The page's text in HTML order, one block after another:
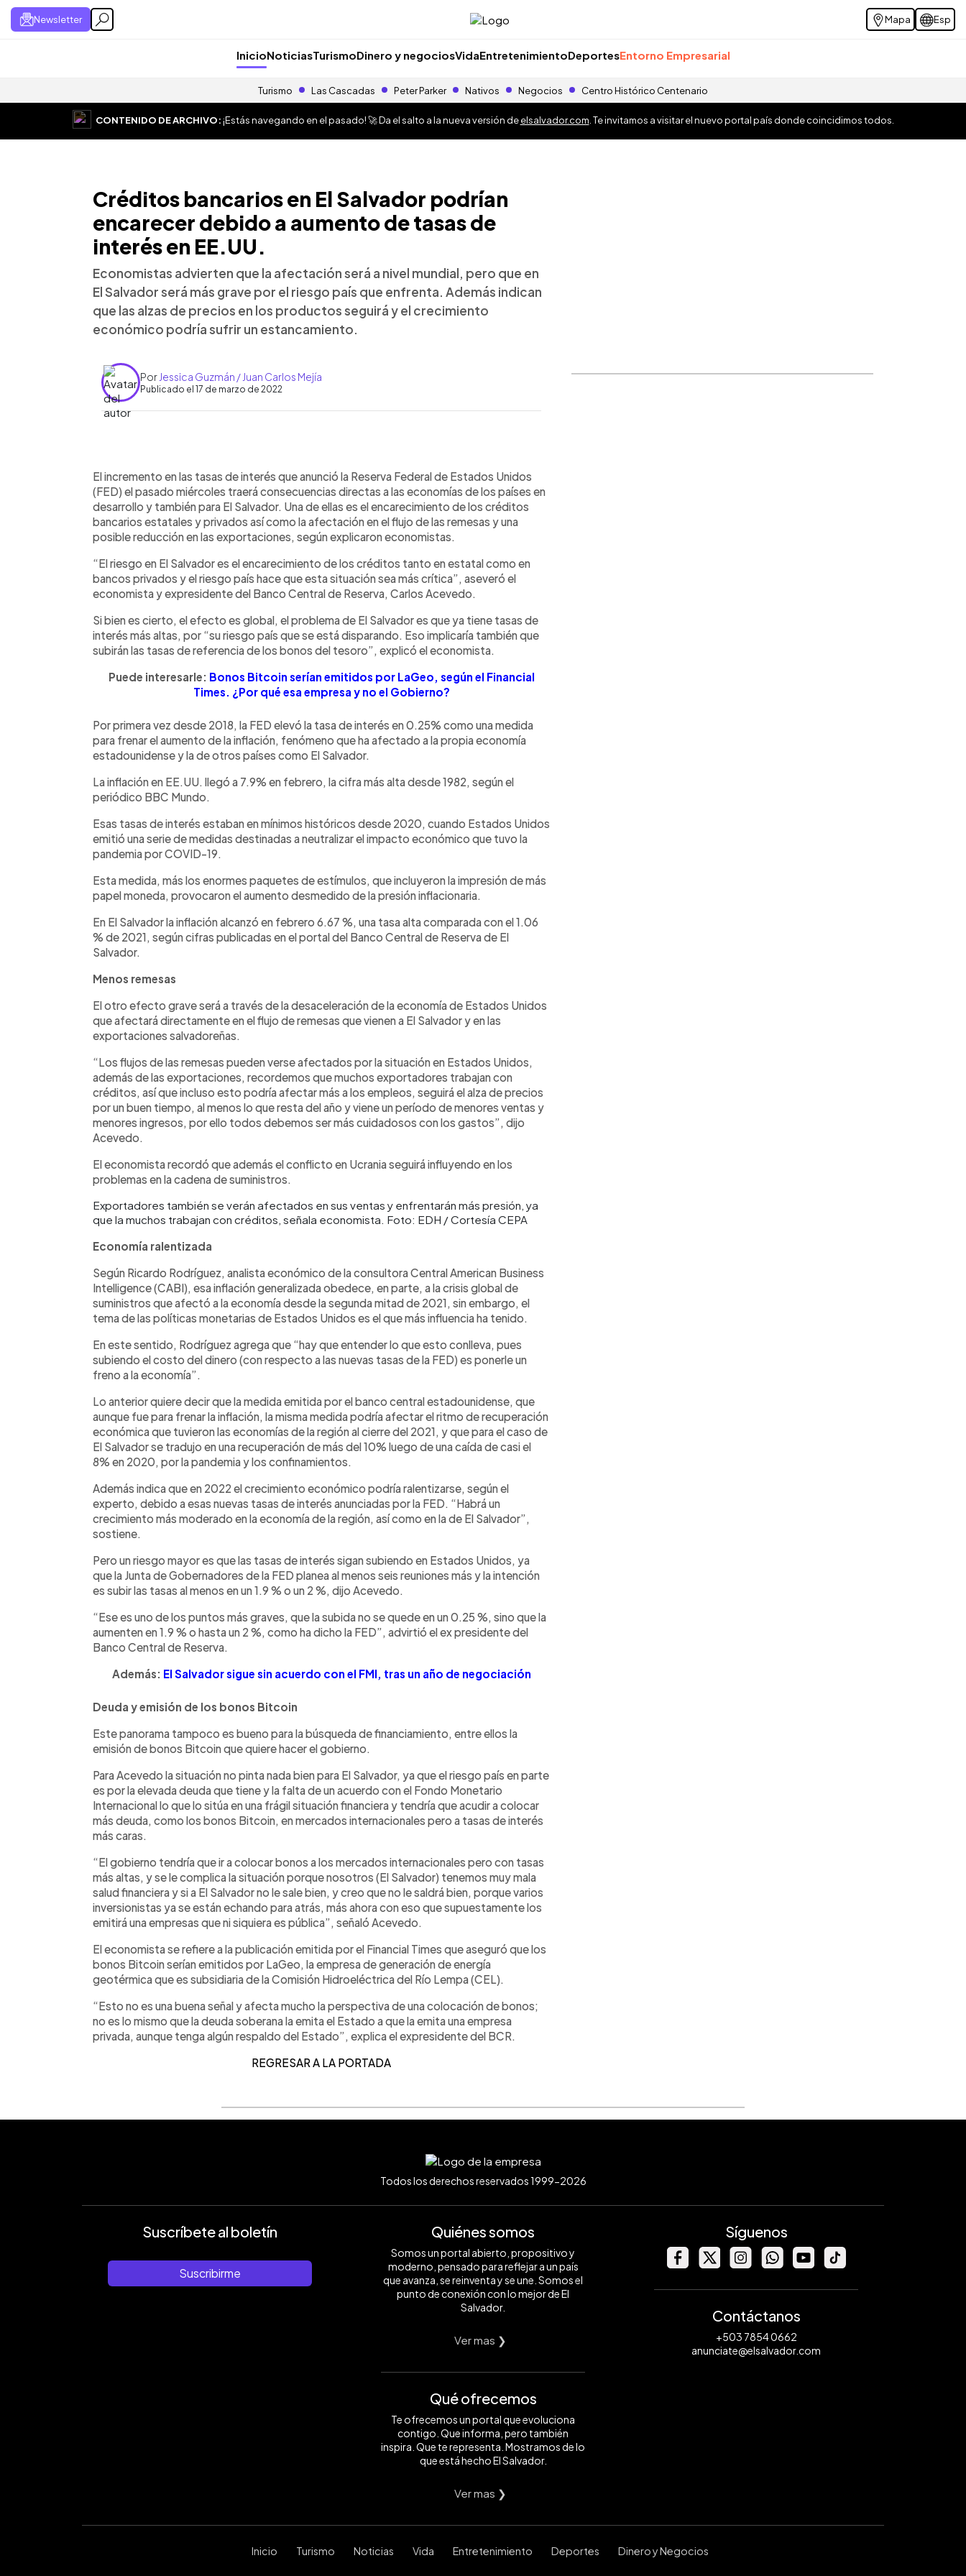
Newsletter Mapa Esp
InicioNoticiasTurismoDinero y negociosVidaEntretenimientoDeportesEntorno Empresarial
Turismo Las Cascadas Peter Parker Nativos Negocios Centro Histórico Centenario
CONTENIDO DE ARCHIVO:¡Estás navegando en el pasado! 🚀 Da el salto a la nueva versión deelsalvador.com . Te invitamos a visitar el nuevo portal país donde coincidimos todos.
Créditos bancarios en El Salvador podrían
encarecer debido a aumento de tasas de
interés en EE.UU.
Economistas advierten que la afectación será a nivel mundial, pero que en
El Salvador será más grave por el riesgo país que enfrenta. Además indican
que las alzas de precios en los productos seguirá y el crecimiento
económico podría sufrir un estancamiento.
Por Jessica Guzmán / Juan Carlos Mejía
Publicado el 17 de marzo de 2022
Escuchar artículo
El incremento en las tasas de interés que anunció la Reserva Federal de Estados Unidos
(FED) el pasado miércoles traerá consecuencias directas a las economías de los países en
desarrollo y también para El Salvador. Una de ellas es el encarecimiento de los créditos
bancarios estatales y privados así como la afectación en el flujo de las remesas y una
posible reducción en las exportaciones, según explicaron economistas.
“El riesgo en El Salvador es el encarecimiento de los créditos tanto en estatal como en
bancos privados y el riesgo país hace que esta situación sea más crítica”, aseveró el
economista y expresidente del Banco Central de Reserva, Carlos Acevedo.
Si bien es cierto, el efecto es global, el problema de El Salvador es que ya tiene tasas de
interés más altas, por “su riesgo país que se está disparando. Eso implicaría también que
subirán las tasas de referencia de los bonos del tesoro”, explicó el economista.
Puede interesarle: Bonos Bitcoin serían emitidos por LaGeo, según el Financial
Times. ¿Por qué esa empresa y no el Gobierno?
Por primera vez desde 2018, la FED elevó la tasa de interés en 0.25% como una medida
para frenar el aumento de la inflación, fenómeno que ha afectado a la propia economía
estadounidense y la de otros países como El Salvador.
La inflación en EE.UU. llegó a 7.9% en febrero, la cifra más alta desde 1982, según el
periódico BBC Mundo.
Esas tasas de interés estaban en mínimos históricos desde 2020, cuando Estados Unidos
emitió una serie de medidas destinadas a neutralizar el impacto económico que tuvo la
pandemia por COVID-19.
Esta medida, más los enormes paquetes de estímulos, que incluyeron la impresión de más
papel moneda, provocaron el aumento desmedido de la presión inflacionaria.
En El Salvador la inflación alcanzó en febrero 6.67 %, una tasa alta comparada con el 1.06
% de 2021, según cifras publicadas en el portal del Banco Central de Reserva de El
Salvador.
Menos remesas
El otro efecto grave será a través de la desaceleración de la economía de Estados Unidos
que afectará directamente en el flujo de remesas que vienen a El Salvador y en las
exportaciones salvadoreñas.
“Los flujos de las remesas pueden verse afectados por la situación en Estados Unidos,
además de las exportaciones, recordemos que muchos exportadores trabajan con
créditos, así que incluso esto podría afectar más a los empleos, seguirá el alza de precios
por un buen tiempo, al menos lo que resta del año y viene un período de menores ventas y
menores ingresos, por ello todos debemos ser más cuidadosos con los gastos”, dijo
Acevedo.
El economista recordó que además el conflicto en Ucrania seguirá influyendo en los
problemas en la cadena de suministros.
Exportadores también se verán afectados en sus ventas y enfrentarán más presión, ya
que la muchos trabajan con créditos, señala economista. Foto: EDH / Cortesía CEPA
Economía ralentizada
Según Ricardo Rodríguez, analista económico de la consultora Central American Business
Intelligence (CABI), esa inflación generalizada obedece, en parte, a la crisis global de
suministros que afectó a la economía desde la segunda mitad de 2021, sin embargo, el
tema de las políticas monetarias de Estados Unidos es el que más influencia ha tenido.
En este sentido, Rodríguez agrega que “hay que entender lo que esto conlleva, pues
subiendo el costo del dinero (con respecto a las nuevas tasas de la FED) es ponerle un
freno a la economía”.
Lo anterior quiere decir que la medida emitida por el banco central estadounidense, que
aunque fue para frenar la inflación, la misma medida podría afectar el ritmo de recuperación
económica que tuvieron las economías de la región al cierre del 2021, y que para el caso de
El Salvador se tradujo en una recuperación de más del 10% luego de una caída de casi el
8% en 2020, por la pandemia y los confinamientos.
Además indica que en 2022 el crecimiento económico podría ralentizarse, según el
experto, debido a esas nuevas tasas de interés anunciadas por la FED. “Habrá un
crecimiento más moderado en la economía de la región, así como en la de El Salvador”,
sostiene.
Pero un riesgo mayor es que las tasas de interés sigan subiendo en Estados Unidos, ya
que la Junta de Gobernadores de la FED planea al menos seis reuniones más y la intención
es subir las tasas al menos en un 1.9 % o un 2 %, dijo Acevedo.
“Ese es uno de los puntos más graves, que la subida no se quede en un 0.25 %, sino que la
aumenten en 1.9 % o hasta un 2 %, como ha dicho la FED”, advirtió el ex presidente del
Banco Central de Reserva.
Además: El Salvador sigue sin acuerdo con el FMI, tras un año de negociación
Deuda y emisión de los bonos Bitcoin
Este panorama tampoco es bueno para la búsqueda de financiamiento, entre ellos la
emisión de bonos Bitcoin que quiere hacer el gobierno.
Para Acevedo la situación no pinta nada bien para El Salvador, ya que el riesgo país en parte
es por la elevada deuda que tiene y la falta de un acuerdo con el Fondo Monetario
Internacional lo que lo sitúa en una frágil situación financiera y tendría que acudir a colocar
más deuda, como los bonos Bitcoin, en mercados internacionales pero a tasas de interés
más caras.
“El gobierno tendría que ir a colocar bonos a los mercados internacionales pero con tasas
más altas, y se le complica la situación porque nosotros (El Salvador) tenemos muy mala
salud financiera y si a El Salvador no le sale bien, y creo que no le saldrá bien, porque varios
inversionistas ya se están echando para atrás, más ahora con eso que supuestamente los
emitirá una empresas que ni siquiera es pública”, señaló Acevedo.
El economista se refiere a la publicación emitida por el Financial Times que aseguró que los
bonos Bitcoin serían emitidos por LaGeo, la empresa de generación de energía
geotérmica que es subsidiaria de la Comisión Hidroeléctrica del Río Lempa (CEL).
“Esto no es una buena señal y afecta mucho la perspectiva de una colocación de bonos;
no es lo mismo que la deuda soberana la emita el Estado a que la emita una empresa
privada, aunque tenga algún respaldo del Estado”, explica el expresidente del BCR.
REGRESAR A LA PORTADA
Todos los derechos reservados 1999-2026
Suscríbete al boletín
Suscribirme
Quiénes somos
Somos un portal abierto, propositivo y
moderno, pensado para reflejar a un país
que avanza, se reinventa y se une. Somos el
punto de conexión con lo mejor de El
Salvador.
Ver mas ❯
Qué ofrecemos
Te ofrecemos un portal que evoluciona
contigo. Que informa, pero también
inspira. Que te representa. Mostramos de lo
que está hecho El Salvador.
Ver mas ❯
Síguenos
Contáctanos
+503 7854 0662
anunciate@elsalvador.com
Inicio Turismo Noticias Vida Entretenimiento Deportes Dinero y Negocios